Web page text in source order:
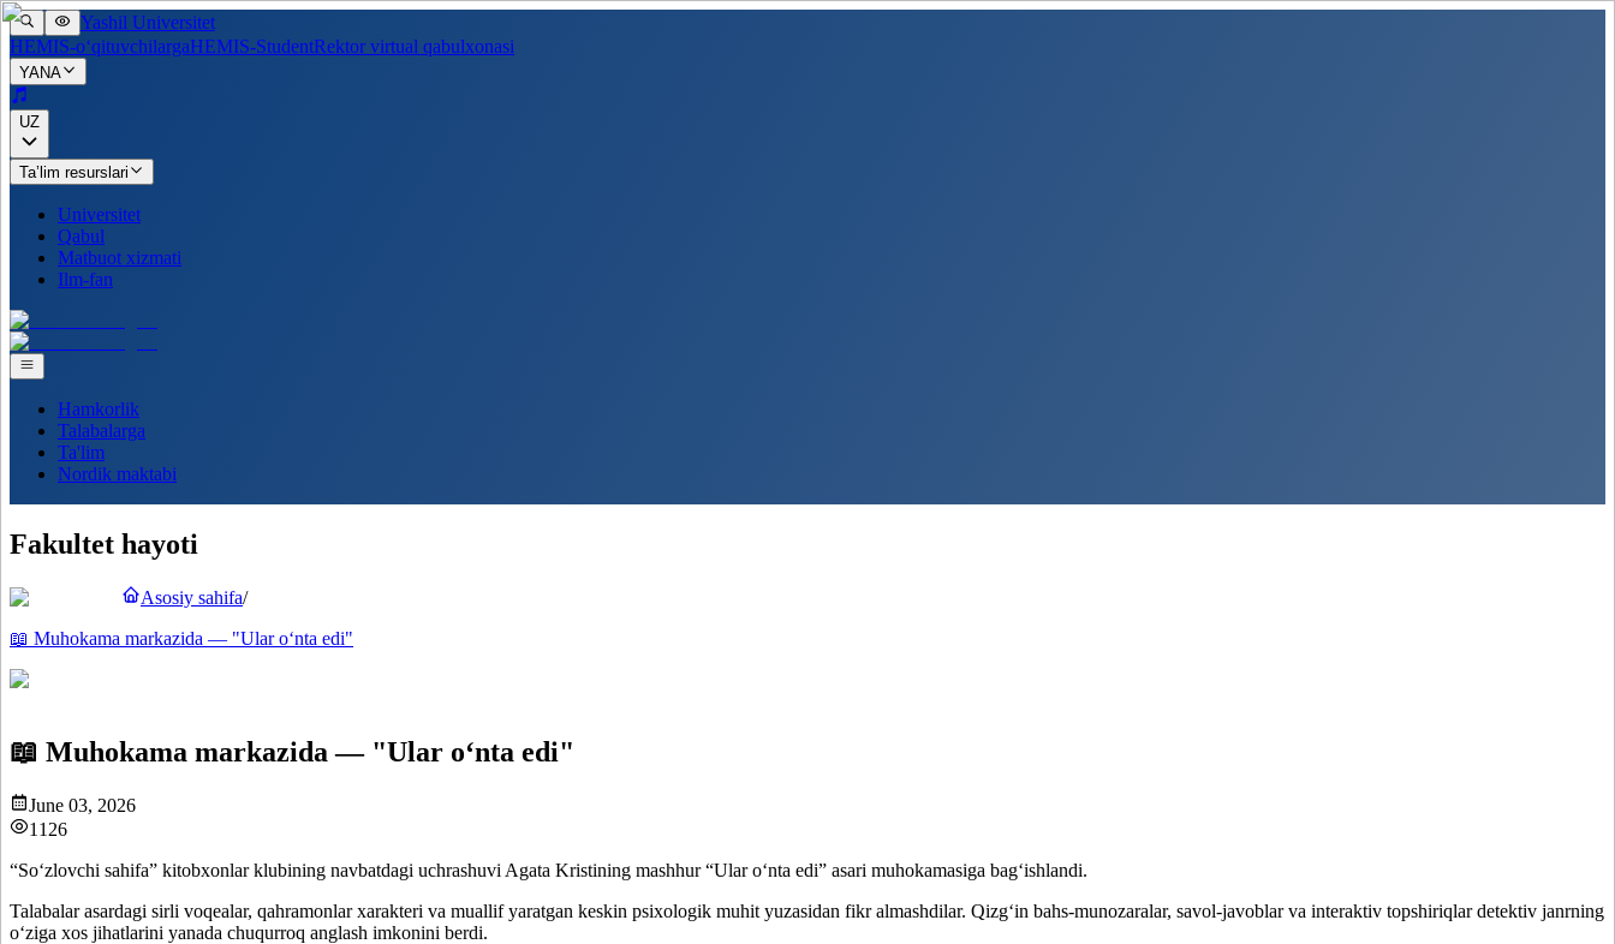
Yashil Universitet
HEMIS-o‘qituvchilargaHEMIS-StudentRektor virtual qabulxonasi
YANA
UZ
Ta’lim resurslari
Universitet
Qabul
Matbuot xizmati
Ilm-fan
Hamkorlik
Talabalarga
Ta'lim
Nordik maktabi
Fakultet hayoti
Asosiy sahifa/
📖 Muhokama markazida — "Ular o‘nta edi"
📖 Muhokama markazida — "Ular o‘nta edi"
June 03, 2026
1126
“Soʻzlovchi sahifa” kitobxonlar klubining navbatdagi uchrashuvi Agata Kristining mashhur “Ular oʻnta edi” asari muhokamasiga bagʻishlandi.
Talabalar asardagi sirli voqealar, qahramonlar xarakteri va muallif yaratgan keskin psixologik muhit yuzasidan fikr almashdilar. Qizgʻin bahs-munozaralar, savol-javoblar va interaktiv topshiriqlar detektiv janrning
oʻziga xos jihatlarini yanada chuqurroq anglash imkonini berdi.